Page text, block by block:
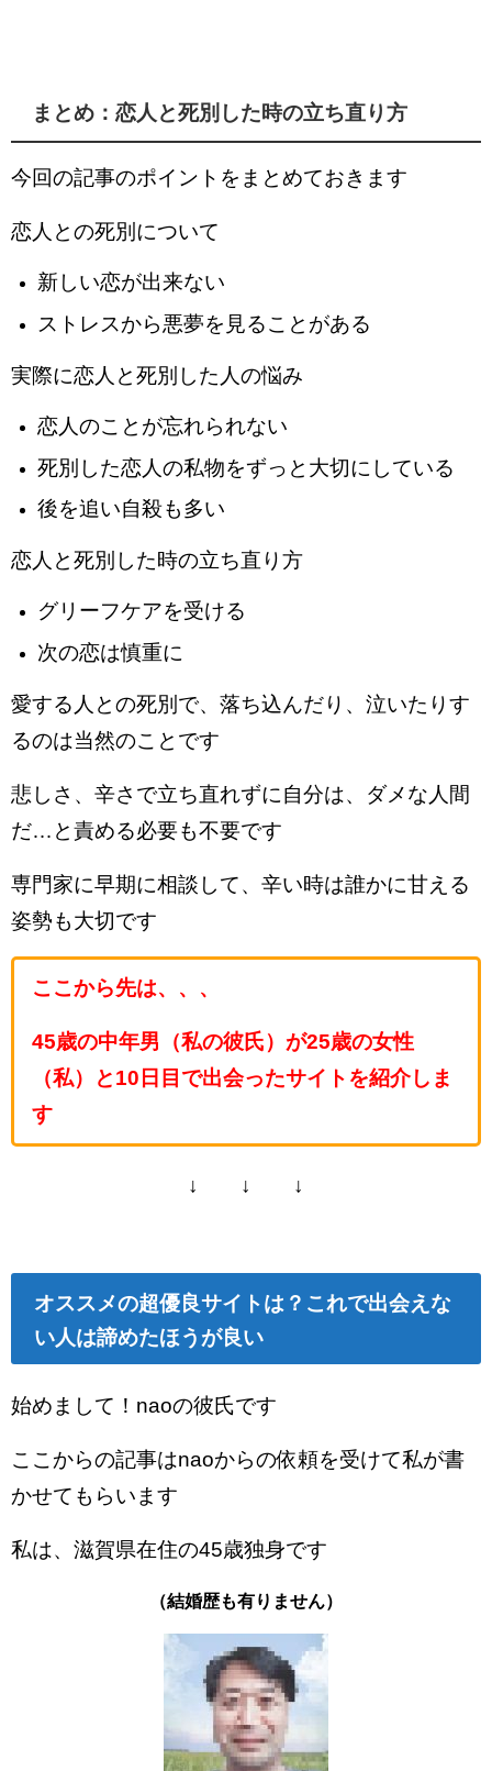
まとめ：恋人と死別した時の立ち直り方
今回の記事のポイントをまとめておきます
恋人との死別について
新しい恋が出来ない
ストレスから悪夢を見ることがある
実際に恋人と死別した人の悩み
恋人のことが忘れられない
死別した恋人の私物をずっと大切にしている
後を追い自殺も多い
恋人と死別した時の立ち直り方
グリーフケアを受ける
次の恋は慎重に
愛する人との死別で、落ち込んだり、泣いたりす
るのは当然のことです
悲しさ、辛さで立ち直れずに自分は、ダメな人間
だ…と責める必要も不要です
専門家に早期に相談して、辛い時は誰かに甘える
姿勢も大切です
ここから先は、、、
45歳の中年男（私の彼氏）が25歳の女性
（私）と10日目で出会ったサイトを紹介しま
す
↓ ↓ ↓
オススメの超優良サイトは？これで出会えな
い人は諦めたほうが良い
始めまして！naoの彼氏です
ここからの記事はnaoからの依頼を受けて私が書
かせてもらいます
私は、滋賀県在住の45歳独身です
（結婚歴も有りません）